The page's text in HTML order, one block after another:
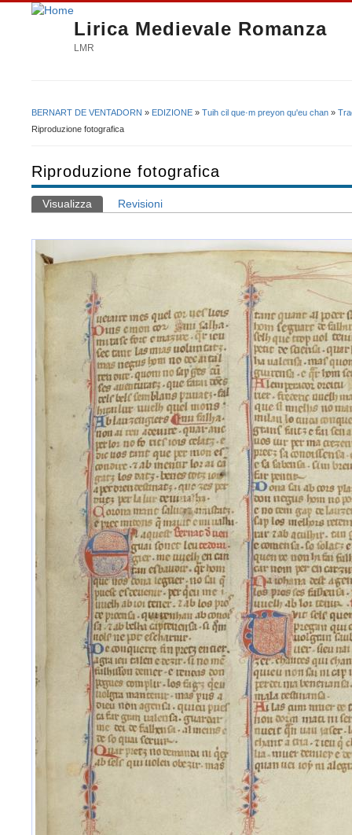
Lirica Medievale Romanza
LMR
Tu sei qui
BERNART DE VENTADORN » EDIZIONE » Tuih cil que·m preyon qu'eu chan »
Riproduzione fotografica
Riproduzione fotografica
Schede primarie
Visualizza (scheda attiva)
Revisioni